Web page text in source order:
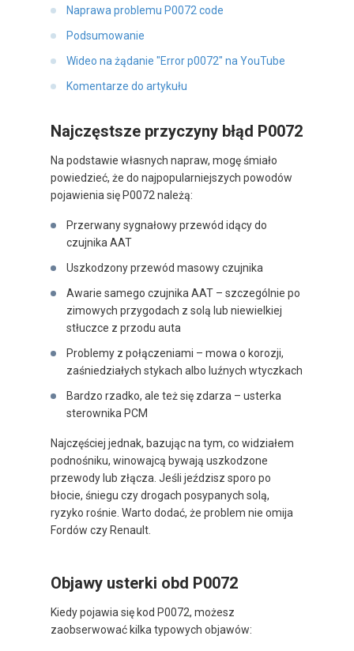
Naprawa problemu P0072 code
Podsumowanie
Wideo na żądanie "Error p0072" na YouTube
Komentarze do artykułu
Najczęstsze przyczyny błąd P0072
Na podstawie własnych napraw, mogę śmiało
powiedzieć, że do najpopularniejszych powodów
pojawienia się P0072 należą:
Przerwany sygnałowy przewód idący do
czujnika AAT
Uszkodzony przewód masowy czujnika
Awarie samego czujnika AAT – szczególnie po
zimowych przygodach z solą lub niewielkiej
stłuczce z przodu auta
Problemy z połączeniami – mowa o korozji,
zaśniedziałych stykach albo luźnych wtyczkach
Bardzo rzadko, ale też się zdarza – usterka
sterownika PCM
Najczęściej jednak, bazując na tym, co widziałem
podnośniku, winowajcą bywają uszkodzone
przewody lub złącza. Jeśli jeździsz sporo po
błocie, śniegu czy drogach posypanych solą,
ryzyko rośnie. Warto dodać, że problem nie omija
Fordów czy Renault.
Objawy usterki obd P0072
Kiedy pojawia się kod P0072, możesz
zaobserwować kilka typowych objawów: